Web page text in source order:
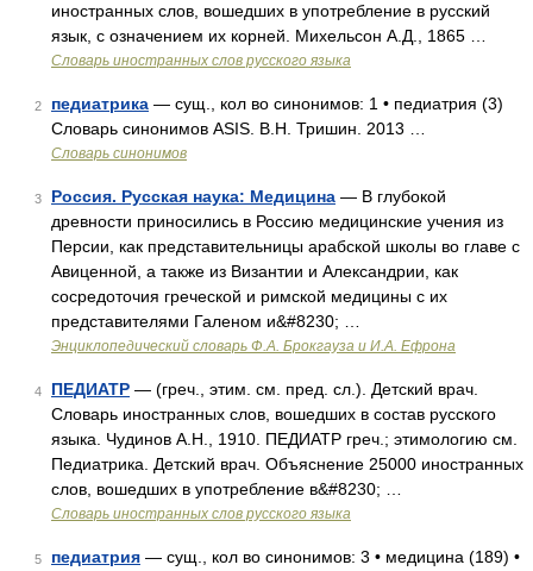
иностранных слов, вошедших в употребление в русский
язык, с означением их корней. Михельсон А.Д., 1865 …
Словарь иностранных слов русского языка
2 педиатрика — сущ., кол во синонимов: 1 • педиатрия (3)
Словарь синонимов ASIS. В.Н. Тришин. 2013 …
Словарь синонимов
3 Россия. Русская наука: Медицина — В глубокой
древности приносились в Россию медицинские учения из
Персии, как представительницы арабской школы во главе с
Авиценной, а также из Византии и Александрии, как
сосредоточия греческой и римской медицины с их
представителями Галеном и&#8230; …
Энциклопедический словарь Ф.А. Брокгауза и И.А. Ефрона
4 ПЕДИАТР — (греч., этим. см. пред. сл.). Детский врач.
Словарь иностранных слов, вошедших в состав русского
языка. Чудинов А.Н., 1910. ПЕДИАТР греч.; этимологию см.
Педиатрика. Детский врач. Объяснение 25000 иностранных
слов, вошедших в употребление в&#8230; …
Словарь иностранных слов русского языка
5 педиатрия — сущ., кол во синонимов: 3 • медицина (189) •